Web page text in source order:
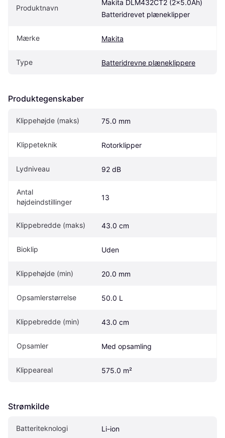
Produktnavn
Makita DLM432CT2 (2x5.0Ah)
Batteridrevet plæneklipper
Mærke Makita
Type Batteridrevne plæneklippere
Produktegenskaber
Klippehøjde (maks) 75.0 mm
Klippeteknik Rotorklipper
Lydniveau 92 dB
Antal
højdeindstillinger
13
Klippebredde (maks) 43.0 cm
Bioklip Uden
Klippehøjde (min) 20.0 mm
Opsamlerstørrelse 50.0 L
Klippebredde (min) 43.0 cm
Opsamler Med opsamling
Klippeareal 575.0 m²
Strømkilde
Batteriteknologi Li-ion